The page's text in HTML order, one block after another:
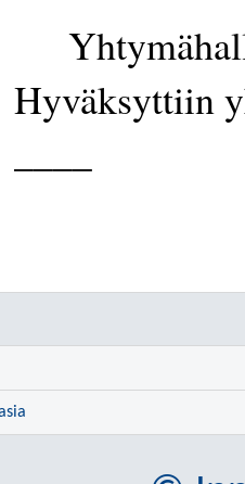
Hyväksyttiin